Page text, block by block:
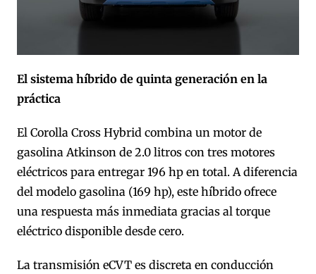
El sistema híbrido de quinta generación en la
práctica
El Corolla Cross Hybrid combina un motor de
gasolina Atkinson de 2.0 litros con tres motores
eléctricos para entregar 196 hp en total. A diferencia
del modelo gasolina (169 hp), este híbrido ofrece
una respuesta más inmediata gracias al torque
eléctrico disponible desde cero.
La transmisión eCVT es discreta en conducción